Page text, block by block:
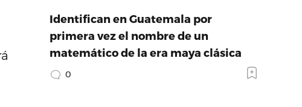
Identifican en Guatemala por
primera vez el nombre de un
matemático de la era maya clásica
0